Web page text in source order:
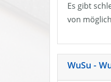
Es gibt
von
WuSu -